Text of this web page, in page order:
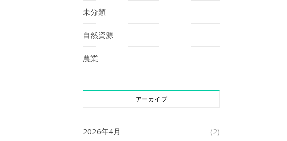
未分類
自然資源
農業
アーカイブ
2026年4月 (2)